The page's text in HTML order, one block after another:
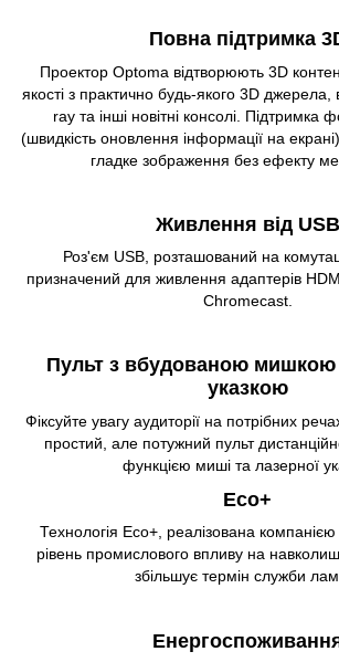
Повна підтримка
Проектор Optoma відтворюють 3D
якості з практично будь-якого 3D
ray та інші новітні консолі. Підтримка
(швидкість оновлення інформації на
гладке зображення без ефекту
Живлення від USB
Роз'єм USB, розташований на
призначений для живлення адаптерів
Chromecast.
Пульт з вбудованою мишкою
указкою
Фіксуйте увагу аудиторії на потрібних
простий, але потужний пульт
функцією миші та лазерної
Eco+
Технологія Eco+, реалізована
рівень промислового впливу на
збільшує термін служби